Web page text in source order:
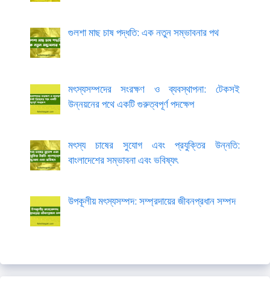
গুলশা মাছ চাষ পদ্ধতি: এক নতুন সম্ভাবনার পথ
মৎস্যসম্পদের সংরক্ষণ ও ব্যবস্থাপনা: টেকসই
উন্নয়নের পথে একটি গুরুত্বপূর্ণ পদক্ষেপ
মৎস্য চাষের সুযোগ এবং প্রযুক্তির উন্নতি:
বাংলাদেশের সম্ভাবনা এবং ভবিষ্যৎ
উপকূলীয় মৎস্যসম্পদ: সম্প্রদায়ের জীবনপ্রধান সম্পদ